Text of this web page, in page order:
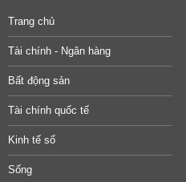
Trang chủ
Tài chính - Ngân hàng
Bất động sản
Tài chính quốc tế
Kinh tế số
Sống